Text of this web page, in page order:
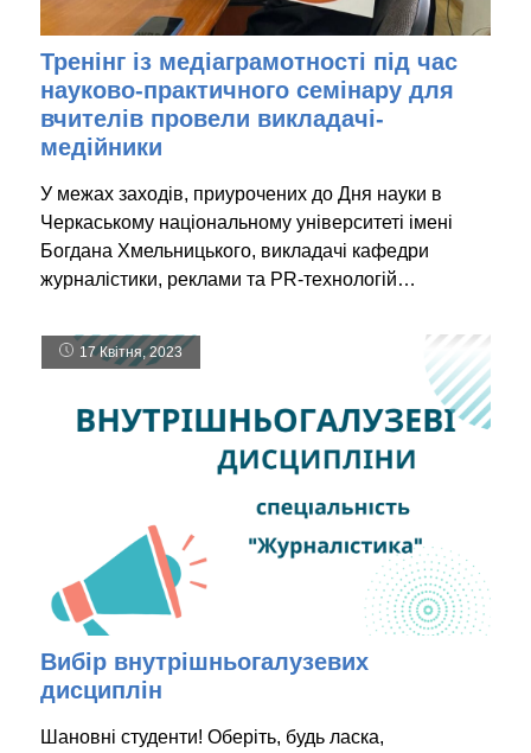
Тренінг із медіаграмотності під час
науково-практичного семінару для
вчителів провели викладачі-
медійники
У межах заходів, приурочених до Дня науки в
Черкаському національному університеті імені
Богдана Хмельницького, викладачі кафедри
журналістики, реклами та PR-технологій…
17 Квітня, 2023
Вибір внутрішньогалузевих
дисциплін
Шановні студенти! Оберіть, будь ласка,